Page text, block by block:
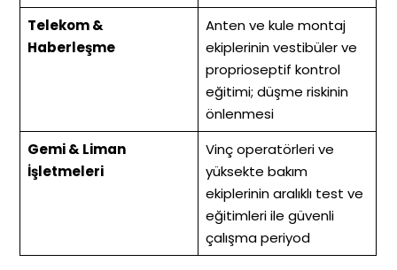
Telekom &
Haberleşme
Anten ve kule montaj
ekiplerinin vestibüler ve
proprioseptif kontrol
eğitimi; düşme riskinin
önlenmesi
Gemi & Liman
İşletmeleri
Vinç operatörleri ve
yüksekte bakım
ekiplerinin aralıklı test ve
eğitimleri ile güvenli
çalışma periyod